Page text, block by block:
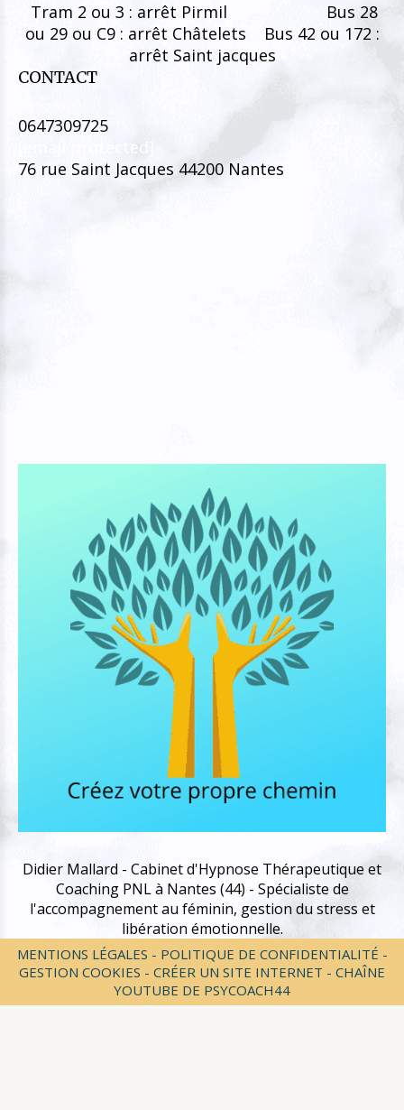
Tram 2 ou 3 : arrêt Pirmil Bus 28
ou 29 ou C9 : arrêt Châtelets Bus 42 ou 172 :
arrêt Saint jacques
CONTACT
0647309725
[email protected]
76 rue Saint Jacques 44200 Nantes
Didier Mallard - Cabinet d'Hypnose Thérapeutique et
Coaching PNL à Nantes (44) - Spécialiste de
l'accompagnement au féminin, gestion du stress et
libération émotionnelle.
MENTIONS LÉGALES
POLITIQUE DE CONFIDENTIALITÉ
GESTION COOKIES
CRÉER UN SITE INTERNET
CHAÎNE
YOUTUBE DE PSYCOACH44